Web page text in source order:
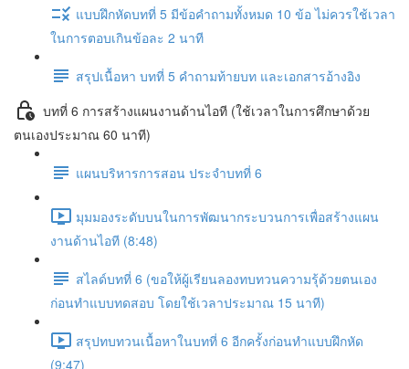
แบบฝึกหัดบทที่ 5 มีข้อคำถามทั้งหมด 10 ข้อ ไม่ควรใช้เวลา
ในการตอบเกินข้อละ 2 นาที
สรุปเนื้อหา บทที่ 5 คำถามท้ายบท และเอกสารอ้างอิง
บทที่ 6 การสร้างแผนงานด้านไอที (ใช้เวลาในการศึกษาด้วย
ตนเองประมาณ 60 นาที)
แผนบริหารการสอน ประจำบทที่ 6
มุมมองระดับบนในการพัฒนากระบวนการเพื่อสร้างแผน
งานด้านไอที (8:48)
สไลด์บทที่ 6 (ขอให้ผู้เรียนลองทบทวนความรุ้ด้วยตนเอง
ก่อนทำแบบทดสอบ โดยใช้เวลาประมาณ 15 นาที)
สรุปทบทวนเนื้อหาในบทที่ 6 อีกครั้งก่อนทำแบบฝึกหัด
(9:47)